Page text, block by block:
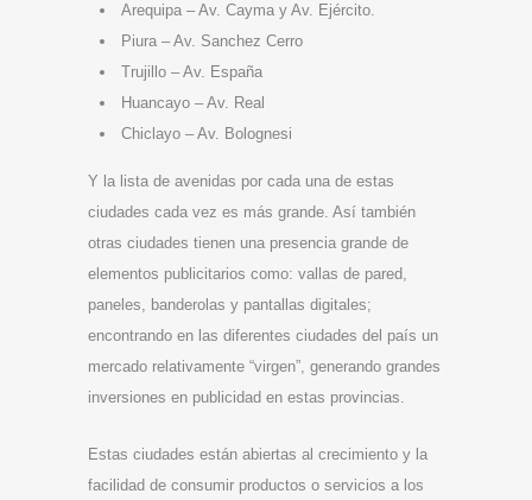
Arequipa – Av. Cayma y Av. Ejército.
Piura – Av. Sanchez Cerro
Trujillo – Av. España
Huancayo – Av. Real
Chiclayo – Av. Bolognesi
Y la lista de avenidas por cada una de estas
ciudades cada vez es más grande. Así también
otras ciudades tienen una presencia grande de
elementos publicitarios como: vallas de pared,
paneles, banderolas y pantallas digitales;
encontrando en las diferentes ciudades del país un
mercado relativamente “virgen”, generando grandes
inversiones en publicidad en estas provincias.
Estas ciudades están abiertas al crecimiento y la
facilidad de consumir productos o servicios a los